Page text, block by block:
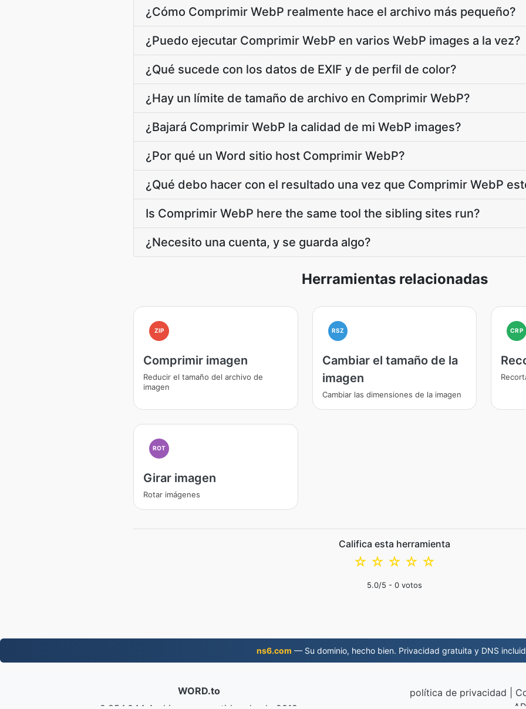
¿Cómo Comprimir WebP realmente hace el archivo más pequeño?
¿Puedo ejecutar Comprimir WebP en varios WebP images a la vez?
¿Qué sucede con los datos de EXIF y de perfil de color?
¿Hay un límite de tamaño de archivo en Comprimir WebP?
¿Bajará Comprimir WebP la calidad de mi WebP images?
¿Por qué un Word sitio host Comprimir WebP?
¿Qué debo hacer con el resultado una vez que Comprimir WebP
Is Comprimir WebP here the same tool the sibling sites run?
¿Necesito una cuenta, y se guarda algo?
Herramientas relacionadas
ZIP
Comprimir imagen
Reducir el tamaño del archivo de
imagen
RSZ
Cambiar el tamaño de la
imagen
Cambiar las dimensiones de la imagen
CRP
ROT
Girar imagen
Rotar imágenes
Califica esta herramienta
☆
☆
☆
☆
☆
5.0/5 - 0 votos
ns6.com — Su dominio, hecho bien. Privacidad gratuita y DNS
WORD.to
política de privacidad